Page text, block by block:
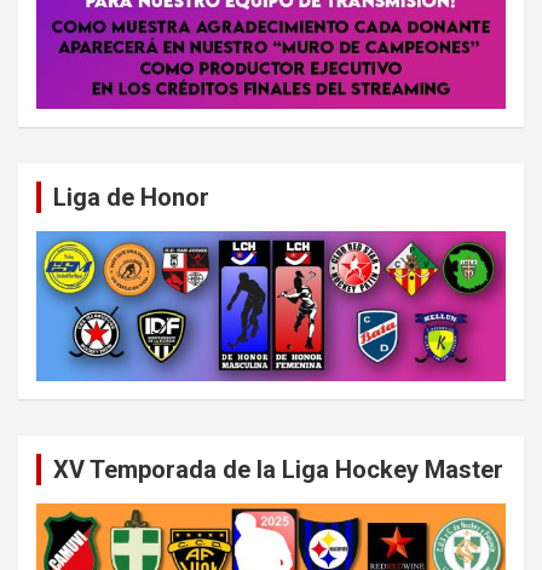
Liga de Honor
XV Temporada de la Liga Hockey Master